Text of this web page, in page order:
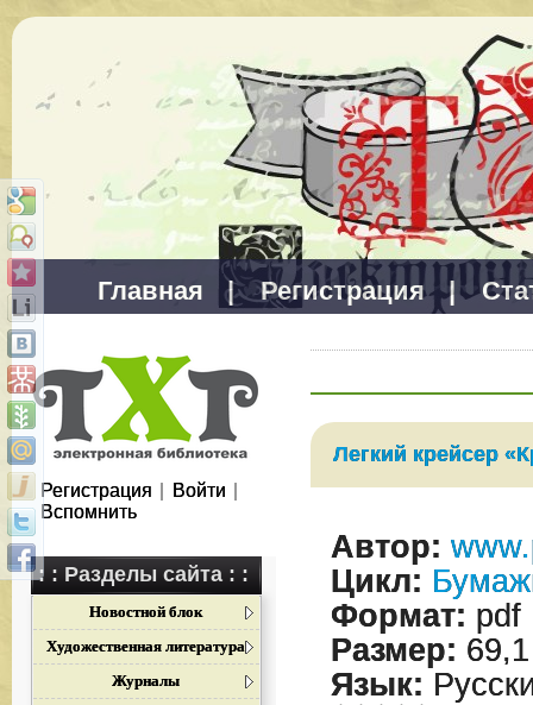
Главная | Регистрация |
Регистрация Войти
Вспомнить
: : Разделы сайта : :
Новостной блок
Художественная литература
Журналы
Легкий крейсер
Автор:
Цикл:
Формат: pdf
Размер:
Язык: